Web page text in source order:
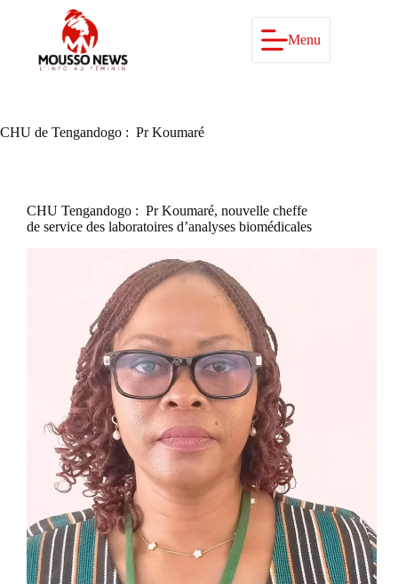
Menu
CHU de Tengandogo : Pr Koumaré
CHU Tengandogo : Pr Koumaré, nouvelle cheffe
de service des laboratoires d’analyses biomédicales